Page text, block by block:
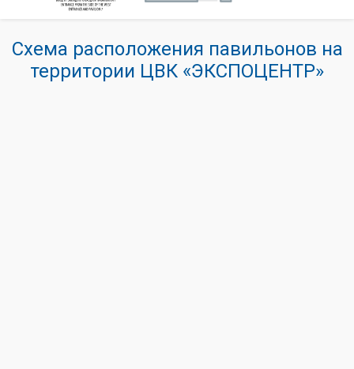
Схема расположения павильонов на
территории ЦВК «ЭКСПОЦЕНТР»